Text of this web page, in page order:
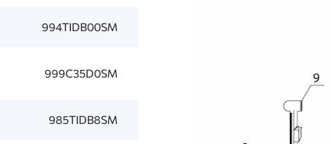
994TIDB00SM
999C35D0SM
985TIDB8SM